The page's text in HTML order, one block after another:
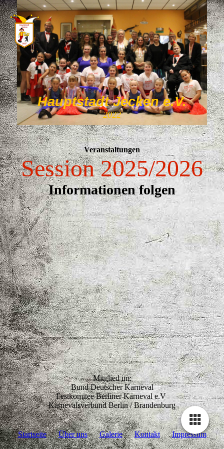
Hauptstadt Jecken e.V.
2022
Veranstaltungen
Session 2025/2026
Informationen folgen
Mitglied im:
Bund Deutscher Karneval
Festkomitee Berliner Karneval e.V
Karnevalsverbund Berlin / Brandenburg
Startseite Über uns Galerie Kontakt Impressum